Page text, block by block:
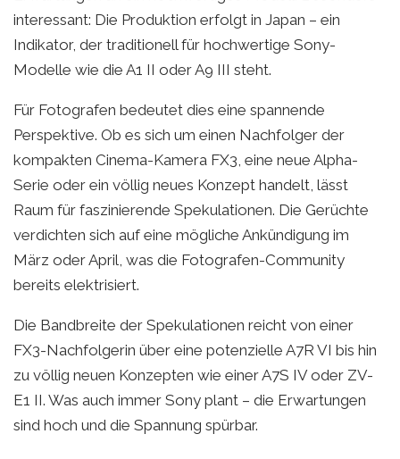
interessant: Die Produktion erfolgt in Japan – ein
Indikator, der traditionell für hochwertige Sony-
Modelle wie die A1 II oder A9 III steht.
Für Fotografen bedeutet dies eine spannende
Perspektive. Ob es sich um einen Nachfolger der
kompakten Cinema-Kamera FX3, eine neue Alpha-
Serie oder ein völlig neues Konzept handelt, lässt
Raum für faszinierende Spekulationen. Die Gerüchte
verdichten sich auf eine mögliche Ankündigung im
März oder April, was die Fotografen-Community
bereits elektrisiert.
Die Bandbreite der Spekulationen reicht von einer
FX3-Nachfolgerin über eine potenzielle A7R VI bis hin
zu völlig neuen Konzepten wie einer A7S IV oder ZV-
E1 II. Was auch immer Sony plant – die Erwartungen
sind hoch und die Spannung spürbar.